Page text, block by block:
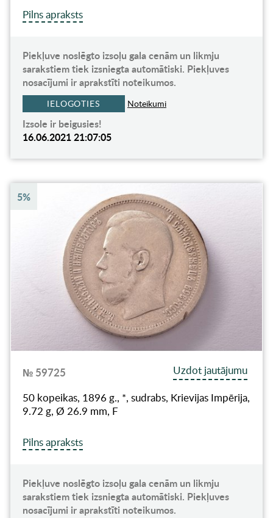
Pilns apraksts
Piekļuve noslēgto izsoļu gala cenām un likmju
sarakstiem tiek izsniegta automātiski. Piekļuves
nosacījumi ir aprakstīti noteikumos.
IELOGOTIES Noteikumi
Izsole ir beigusies!
16.06.2021 21:07:05
5%
№ 59725
Uzdot jautājumu
50 kopeikas, 1896 g., *, sudrabs, Krievijas Impērija,
9.72 g, Ø 26.9 mm, F
Pilns apraksts
Piekļuve noslēgto izsoļu gala cenām un likmju
sarakstiem tiek izsniegta automātiski. Piekļuves
nosacījumi ir aprakstīti noteikumos.